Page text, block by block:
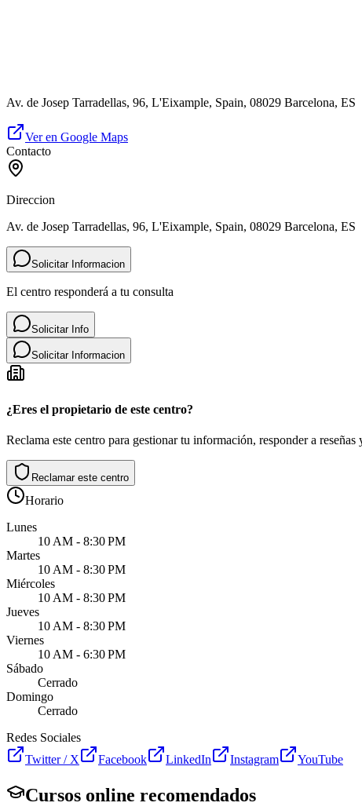
Av. de Josep Tarradellas, 96, L'Eixample, Spain, 08029 Barcelona, ES
Ver en Google Maps
Contacto
Direccion
Av. de Josep Tarradellas, 96, L'Eixample, Spain, 08029 Barcelona, ES
Solicitar Informacion
El centro responderá a tu consulta
Solicitar Info
Solicitar Informacion
¿Eres el propietario de este centro?
Reclama este centro para gestionar tu información, responder a reseñas
Reclamar este centro
Horario
Lunes
10 AM - 8:30 PM
Martes
10 AM - 8:30 PM
Miércoles
10 AM - 8:30 PM
Jueves
10 AM - 8:30 PM
Viernes
10 AM - 6:30 PM
Sábado
Cerrado
Domingo
Cerrado
Redes Sociales
Twitter / X
Facebook LinkedIn Instagram YouTube
Cursos online recomendados